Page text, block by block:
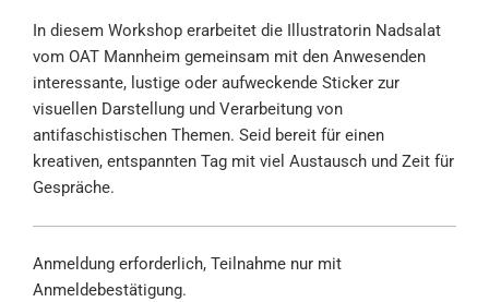
In diesem Workshop erarbeitet die Illustratorin Nadsalat
vom OAT Mannheim gemeinsam mit den Anwesenden
interessante, lustige oder aufweckende Sticker zur
visuellen Darstellung und Verarbeitung von
antifaschistischen Themen. Seid bereit für einen
kreativen, entspannten Tag mit viel Austausch und Zeit für
Gespräche.
Anmeldung erforderlich, Teilnahme nur mit
Anmeldebestätigung.